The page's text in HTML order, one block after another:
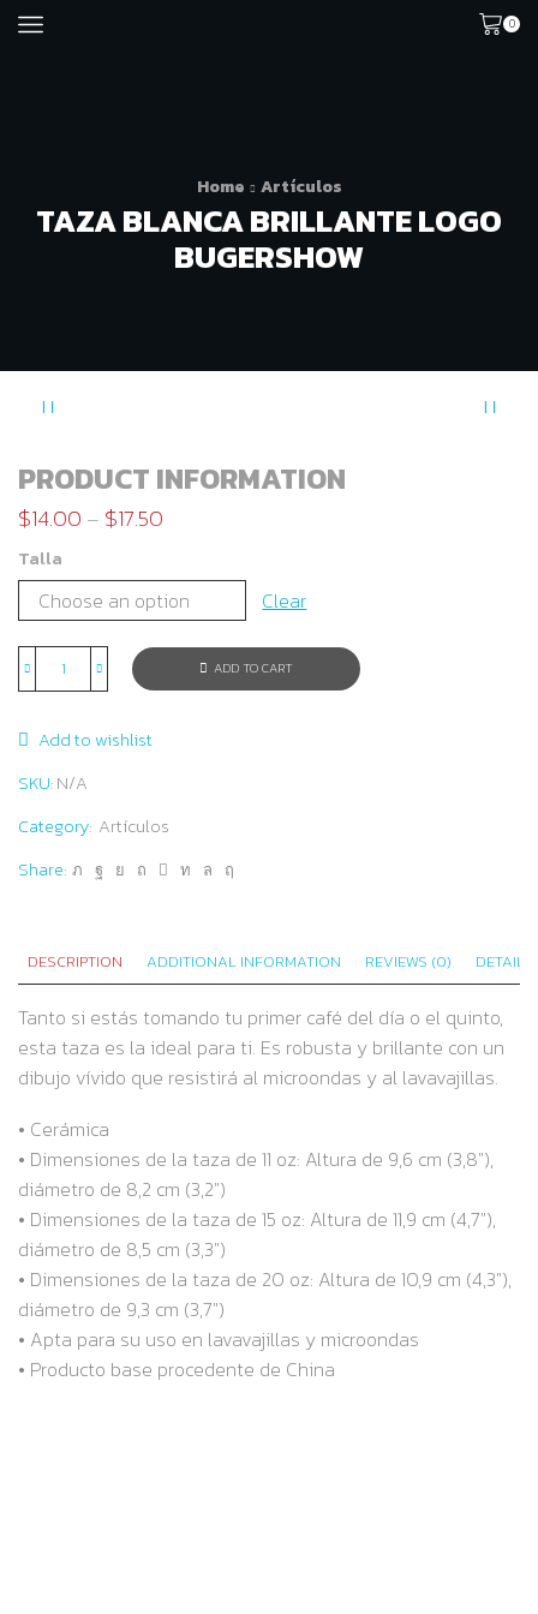
0
Home Artículos
TAZA BLANCA BRILLANTE LOGO
BUGERSHOW
PRODUCT INFORMATION
$14.00 – $17.50
Talla
Clear
Taza
brillante
LOGO
quantity
ADD TO CART
Add to wishlist
SKU:N/A
Category: Artículos
Share:
DESCRIPTION ADDITIONAL INFORMATION REVIEWS (0) DETAILS
Tanto si estás tomando tu primer café del día o el quinto,
esta taza es la ideal para ti. Es robusta y brillante con un
dibujo vívido que resistirá al microondas y al lavavajillas.
• Cerámica
• Dimensiones de la taza de 11 oz: Altura de 9,6 cm (3,8″),
diámetro de 8,2 cm (3,2″)
• Dimensiones de la taza de 15 oz: Altura de 11,9 cm (4,7″),
diámetro de 8,5 cm (3,3″)
• Dimensiones de la taza de 20 oz: Altura de 10,9 cm (4,3″),
diámetro de 9,3 cm (3,7″)
• Apta para su uso en lavavajillas y microondas
• Producto base procedente de China